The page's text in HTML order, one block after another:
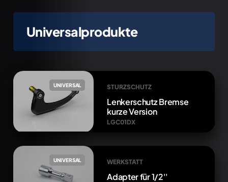
Universalprodukte
UNIVERSAL STURZSCHUTZ
Lenkerschutz Bremse
kurze Version
LGC01DX
UNIVERSAL WERKSTATT
Adapter für 1/2''